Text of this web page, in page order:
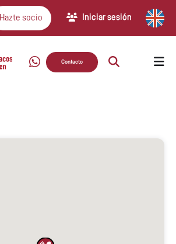
Hazte socio Iniciar sesión
Contacto